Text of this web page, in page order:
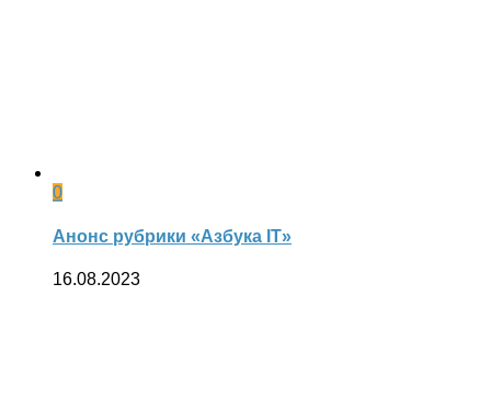
0
Анонс рубрики «Азбука IT»
16.08.2023